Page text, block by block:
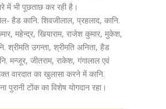
में भी पूछताछ कर रही है।
हैड कानि. शिवजीलाल, प्रहलाद, कानि.
महेन्द्र, खियाराम, राजेश कुमार, मुकेश,
श्रीमति उगन्ता, श्रीमति अनिता, हैड
मन्जूर, जीतराम, राकेश, गंगालाल एवं
वारदात का खुलासा करने में कानि.
पुरानी टोंक का विशेष योगदान रहा।